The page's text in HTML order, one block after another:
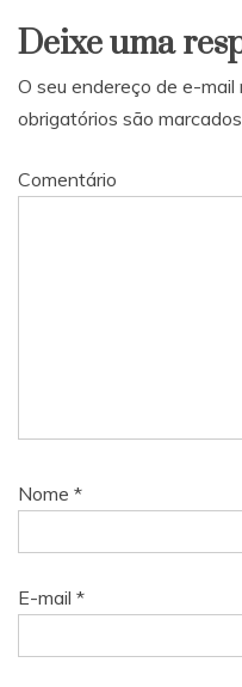
Deixe uma
O seu endereço de e-mail
obrigatórios são
Comentário
Nome *
E-mail *